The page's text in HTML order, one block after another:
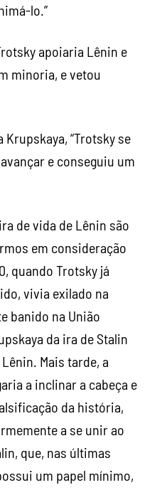
lo.”
apoiaria Lênin e
minoria, e vetou
Krupskaya, “Trotsky se
e conseguiu um
de vida de Lênin são
em consideração
quando Trotsky já
vivia exilado na
banido na União
da ira de Stalin
Mais tarde, a
a inclinar a cabeça e
da história,
a se unir ao
que, nas últimas
um papel mínimo,